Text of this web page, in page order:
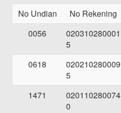
No Undian
No Rekening
0056
020310280001
5
0618
020210280009
5
1471
020110280074
0